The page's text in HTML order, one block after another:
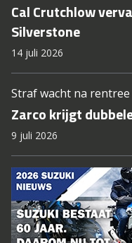
Cal Crutchlow
Silverstone
14 juli 2026
Straf wacht na rentree
Zarco krijgt
9 juli 2026